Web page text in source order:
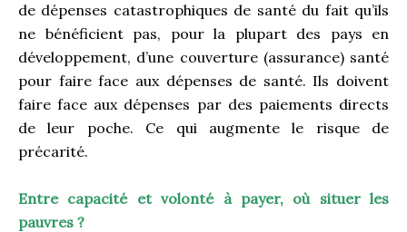
de dépenses catastrophiques de santé du fait qu’ils
ne bénéficient pas, pour la plupart des pays en
développement, d’une couverture (assurance) santé
pour faire face aux dépenses de santé. Ils doivent
faire face aux dépenses par des paiements directs
de leur poche. Ce qui augmente le risque de
précarité.
Entre capacité et volonté à payer, où situer les
pauvres ?